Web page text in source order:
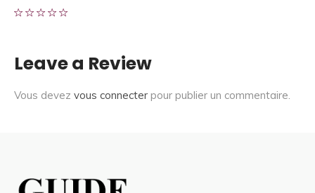
Leave a Review
Vous devez vous connecter pour publier un commentaire.